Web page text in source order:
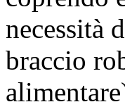
necessità
braccio